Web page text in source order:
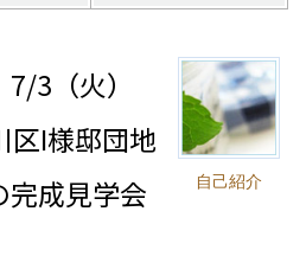
自己紹介
3（火）
区I様邸団地
完成見学会